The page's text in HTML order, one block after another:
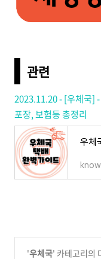
관련
2023.11.20 - [우체국]
포장, 보험등 총정리
'우체국' 카테고리의